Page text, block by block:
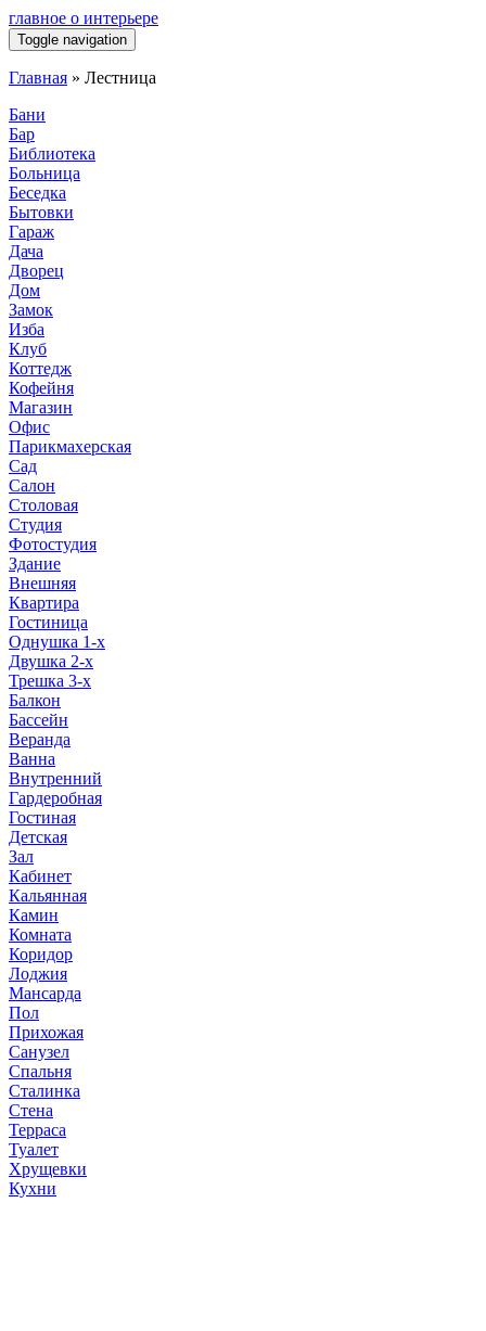
главное о интерьере
Toggle navigation
Главная » Лестница
Бани
Бар
Библиотека
Больница
Беседка
Бытовки
Гараж
Дача
Дворец
Дом
Замок
Изба
Клуб
Коттедж
Кофейня
Магазин
Офис
Парикмахерская
Сад
Салон
Столовая
Студия
Фотостудия
Здание
Внешняя
Квартира
Гостиница
Однушка 1-х
Двушка 2-х
Трешка 3-х
Балкон
Бассейн
Веранда
Ванна
Внутренний
Гардеробная
Гостиная
Детская
Зал
Кабинет
Кальянная
Камин
Комната
Коридор
Лоджия
Мансарда
Пол
Прихожая
Санузел
Спальня
Сталинка
Стена
Терраса
Туалет
Хрущевки
Кухни